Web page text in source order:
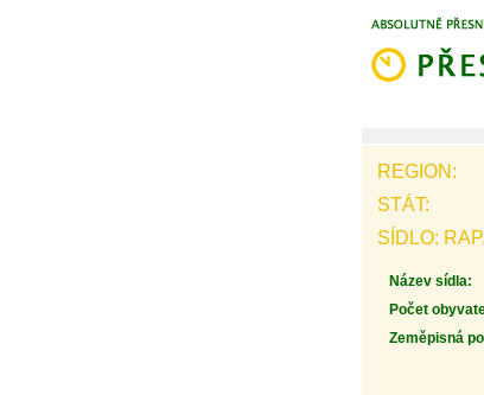
REGION:
STÁT:
SÍDLO:
Název sídla:
Počet
Zeměpisná